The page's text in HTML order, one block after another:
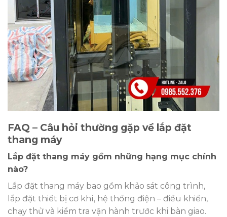
FAQ – Câu hỏi thường gặp về lắp đặt
thang máy
Lắp đặt thang máy gồm những hạng mục chính
nào?
Lắp đặt thang máy bao gồm khảo sát công trình,
lắp đặt thiết bị cơ khí, hệ thống điện – điều khiển,
chạy thử và kiểm tra vận hành trước khi bàn giao.